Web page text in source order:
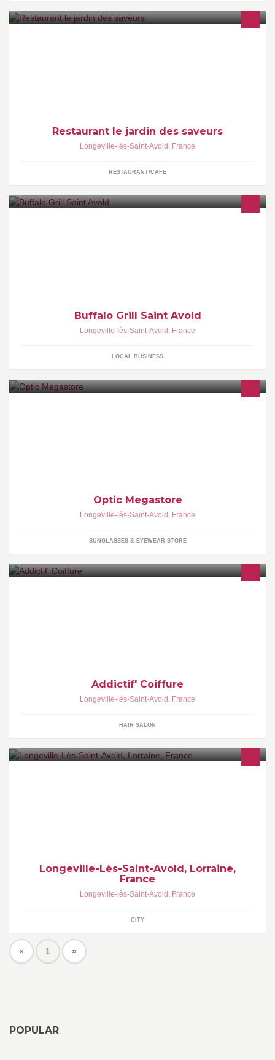
Restaurant le jardin des saveurs
Longeville-lès-Saint-Avold , France
RESTAURANT/CAFE
Buffalo Grill Saint Avold
Longeville-lès-Saint-Avold , France
LOCAL BUSINESS
Optic Megastore
Longeville-lès-Saint-Avold , France
SUNGLASSES & EYEWEAR STORE
Addictif' Coiffure
Longeville-lès-Saint-Avold , France
HAIR SALON
Longeville-Lès-Saint-Avold, Lorraine,
France
Longeville-lès-Saint-Avold , France
CITY
« 1 »
POPULAR